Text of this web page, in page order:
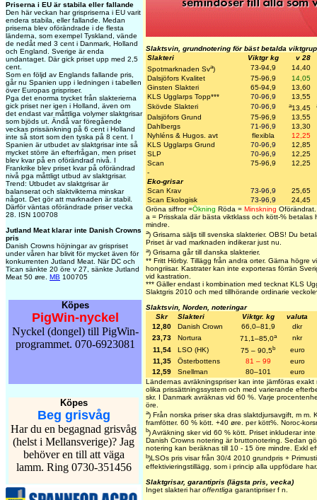
Priserna i EU är stabila eller fallande
Den här veckan har grispriserna i EU varit
endera stabila, eller fallande. Medan
priserna blev oförändrade i de flesta
länderna, som exempel Tyskland, vände
de nedåt med 3 cent i Danmark, Holland
och England. Sverige är enda
undantaget. Där gick priset upp med 2,5
cent.
Som en följd av Englands fallande pris,
går nu Spanien upp i ledningen i tabellen
över Europas grispriser.
Pga det enorma trycket från slakterierna
gick priset ner igen i Holland, även om
det endast var måttliga volymer slaktgrisar
som bjöds ut. Ändå var föregående
veckas prissänkning på 6 cent i Holland
inte så stort som den tyska på 8 cent. I
Spanien är utbudet av slaktgrisar inte så
mycket större än efterfrågan, men priset
blev kvar på en oförändrad nivå. I
Frankrike blev priset kvar på oförändrad
nivå pga måttligt utbud av slaktgrisar.
Trend: Utbudet av slaktgrisar är
balanserat och slaktvikterna minskar
något. Det gör att marknaden är stabil.
Därför väntas oförändrade priser vecka
28. ISN 100708
Jutland Meat klarar inte Danish Crowns
pris
Danish Crowns höjningar av grispriset
under våren har blivit för mycket även för
konkurrenten Jutland Meat. När DC och
Tican sänkte 20 öre v 27, sänkte Jutland
Meat 50 øre. MB 100705
Köpes
PigWin-nyckel
Nyckel (dongel) till PigWin-
programmet. 070-6923081
Köpes
Beg grisvåg
Har du en begagnad grisvåg
(helst i Mellansverige)? Jag
behöver en till att väga
lamm. Ring 0730-351456
Slaktsvin, grundnotering för bäst betalda
Slakteri
Viktgr kg
v 28
Spotmarknaden Sva) 73-94,9
14,40
Dalsjöfors Kvalitet
75-96,9
14,05
Ginsten Slakteri
65-94,9
13,60
KLS Ugglarps Topp*** 70-96,9
13,55
Skövde Slakteri
70-96,9 a13,45
Dalsjöfors Grund 75-96,9
13,55
Dahlbergs
71-96,9
13,30
Nyhléns & Hugos. avt
flexibla
12,25
KLS Ugglarps Grund
70-96,9
12,85
SLP
70-96,9
12,25
Scan
75-96,9
12,25
-
Eko-grisar
Scan Krav
73-96,9
25,65
Scan Ekologisk
73-96,9
24,45
Gröna siffror =Ökning Röda = Minskning Oförändrat.
a = Prisskala där bästa viktklass och kött-% betalas
mindre.
a) Grisarna säljs till svenska slakterier. OBS! Du
Priset är vad marknaden indikerar just nu.
a) Grisarna går till danska slakterier.
** Fritt Hörby. Tillägg från andra orter. Gärna högre
hongriisar. Kastrater kan inte exporteras förrän
vid kastration.
*** Gäller endast i kombination med tecknat KLS
Slaktgris 2010 och med tillhörande ordinarie
Slaktsvin, Norden, noteringar
Skr
Slakteri Viktgr. kg
valuta
12,80
Danish Crown 66,0–81,9
dkr
23,73
Nortura 71,1–85,0a
nkr
11,54
LSO (HK) 75 – 90,5b
euro
11,35
Österbottens 81 – 99
euro
12,59
Snellman 80–101
euro
Ländernas avräkningspriser kan inte jämföras
olika prissättningssystem och med varierande
skr. I Danmark avräknas vid 60 %. Varje
öre.
a) Från norska priser ska dras slaktdjursavgift, m m.
framfötter. 60 % kött. +40 øre. per kött%. Noroc-
b) Avräkning sker vid 60 % kött. Priset inkluderar
Danish Crowns notering är bruttonotering. Sedan
notering kan beräknas till 10 - 15 öre mindre. Exkl
b)LSOs pris visar från 30/4 2010 grundpris +
effektivieringstillägg, som i princip alla uppfödare har.
Slaktgrisar, garantipris (lägsta pris, vecka)
Inget slakteri haroffentliga garantipriser f n.